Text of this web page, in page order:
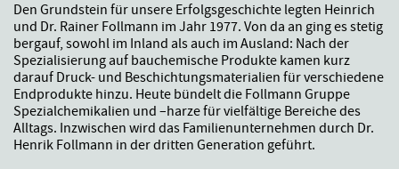
Den Grundstein für unsere Erfolgsgeschichte legten Heinrich
und Dr. Rainer Follmann im Jahr 1977. Von da an ging es stetig
bergauf, sowohl im Inland als auch im Ausland: Nach der
Spezialisierung auf bauchemische Produkte kamen kurz
darauf Druck- und Beschichtungsmaterialien für verschiedene
Endprodukte hinzu. Heute bündelt die Follmann Gruppe
Spezialchemikalien und –harze für vielfältige Bereiche des
Alltags. Inzwischen wird das Familienunternehmen durch Dr.
Henrik Follmann in der dritten Generation geführt.